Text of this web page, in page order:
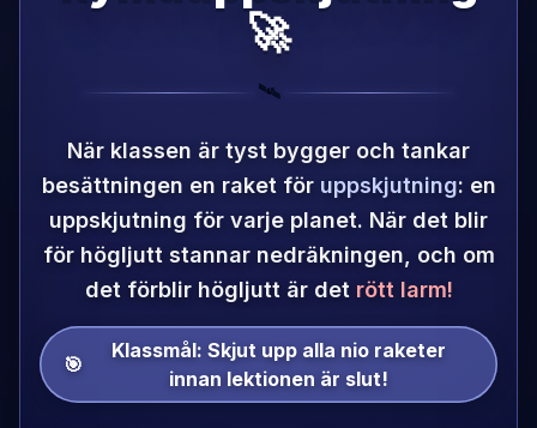
🚀
🛰️
När klassen är tyst bygger och tankar
besättningen en raket för uppskjutning: en
uppskjutning för varje planet. När det blir
för högljutt stannar nedräkningen, och om
det förblir högljutt är det rött larm!
🎯
Klassmål: Skjut upp alla nio raketer
innan lektionen är slut!